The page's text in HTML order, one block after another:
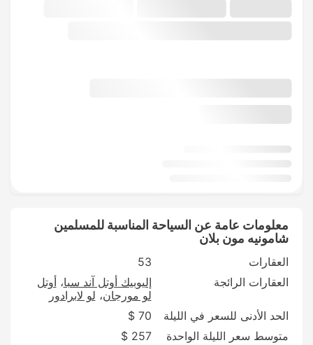
معلومات عامة عن السياحة المناسبة للمسلمين
شامونيه مون بلان
العقارات
53
العقارات الرائجة
إليوبيك أوتل آند سبا أوتل
لو مورجان لو لابرادور
الحد الأدنى للسعر في الليلة
70 $
متوسط سعر الليلة الواحدة
257 $